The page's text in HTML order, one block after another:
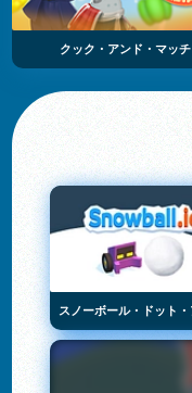
クック・アンド・マッチ